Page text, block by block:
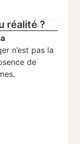
réalité ?
n’est pas la
de